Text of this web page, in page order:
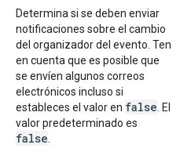
Determina si se deben enviar
notificaciones sobre el cambio
del organizador del evento. Ten
en cuenta que es posible que
se envíen algunos correos
electrónicos incluso si
estableces el valor en false . El
valor predeterminado es
false